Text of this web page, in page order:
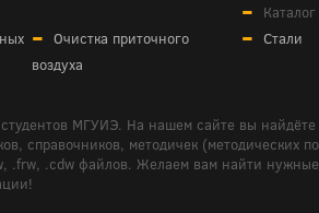
Очистка приточного
воздуха
Стали
МГУИЭ. На нашем сайте вы
справочников, методичек (методических
.frw, .cdw файлов. Желаем вам найти